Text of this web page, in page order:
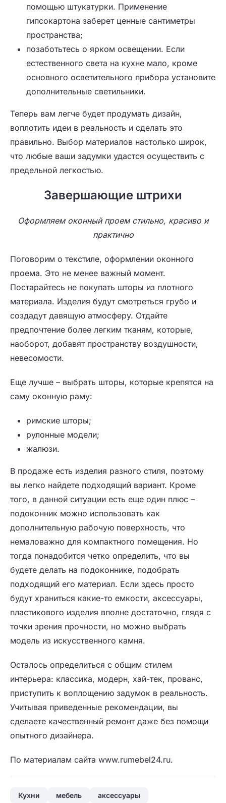
помощью штукатурки. Применение
гипсокартона заберет ценные сантиметры
пространства;
позаботьтесь о ярком освещении. Если
естественного света на кухне мало, кроме
основного осветительного прибора установите
дополнительные светильники.
Теперь вам легче будет продумать дизайн,
воплотить идеи в реальность и сделать это
правильно. Выбор материалов настолько широк,
что любые ваши задумки удастся осуществить с
предельной легкостью.
Завершающие штрихи
Оформляем оконный проем стильно, красиво и
практично
Поговорим о текстиле, оформлении оконного
проема. Это не менее важный момент.
Постарайтесь не покупать шторы из плотного
материала. Изделия будут смотреться грубо и
создадут давящую атмосферу. Отдайте
предпочтение более легким тканям, которые,
наоборот, добавят пространству воздушности,
невесомости.
Еще лучше – выбрать шторы, которые крепятся на
саму оконную раму:
римские шторы;
рулонные модели;
жалюзи.
В продаже есть изделия разного стиля, поэтому
вы легко найдете подходящий вариант. Кроме
того, в данной ситуации есть еще один плюс –
подоконник можно использовать как
дополнительную рабочую поверхность, что
немаловажно для компактного помещения. Но
тогда понадобится четко определить, что вы
будете делать на подоконнике, подобрать
подходящий его материал. Если здесь просто
будут храниться какие-то емкости, аксессуары,
пластикового изделия вполне достаточно, глядя с
точки зрения прочности, но можно выбрать
модель из искусственного камня.
Осталось определиться с общим стилем
интерьера: классика, модерн, хай-тек, прованс,
приступить к воплощению задумок в реальность.
Учитывая приведенные рекомендации, вы
сделаете качественный ремонт даже без помощи
опытного дизайнера.
По материалам сайта www.rumebel24.ru.
Кухни мебель
аксессуары